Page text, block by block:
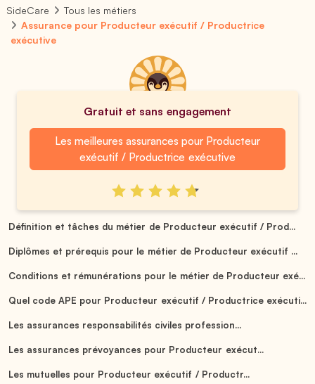
SideCare
Tous les métiers
Assurance pour Producteur exécutif / Productrice
exécutive
Gratuit et sans engagement
Les meilleures assurances pour Producteur
exécutif / Productrice exécutive
Définition et tâches du métier de Producteur exécutif / Prod...
Diplômes et prérequis pour le métier de Producteur exécutif ...
Conditions et rémunérations pour le métier de Producteur exé...
Quel code APE pour Producteur exécutif / Productrice exécuti...
Les assurances responsabilités civiles profession...
Les assurances prévoyances pour Producteur exécut...
Les mutuelles pour Producteur exécutif / Productr...